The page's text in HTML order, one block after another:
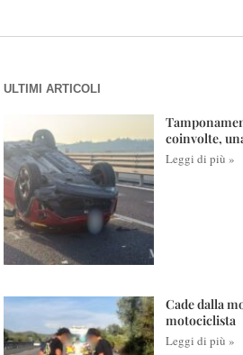
ULTIMI ARTICOLI
coinvolte,
Leggi di più »
Cade dalla
motociclista
Leggi di più »